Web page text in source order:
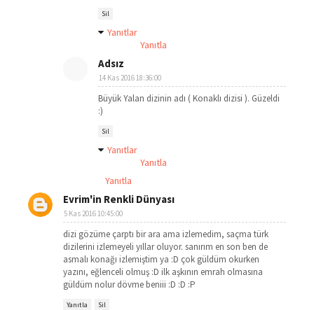
Sil
Yanıtlar
Yanıtla
Adsız
14 Kas 2016 18:36:00
Büyük Yalan dizinin adı ( Konaklı dizisi ). Güzeldi
:)
Sil
Yanıtlar
Yanıtla
Yanıtla
Evrim'in Renkli Dünyası
5 Kas 2016 10:45:00
dizi gözüme çarptı bir ara ama izlemedim, saçma türk
dizilerini izlemeyeli yıllar oluyor. sanırım en son ben de
asmalı konağı izlemiştim ya :D çok güldüm okurken
yazını, eğlenceli olmuş :D ilk aşkının emrah olmasına
güldüm nolur dövme beniii :D :D :P
Yanıtla Sil